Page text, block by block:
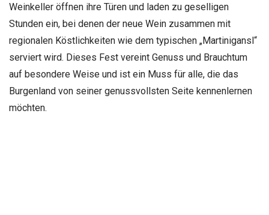
Weinkeller öffnen ihre Türen und laden zu geselligen
Stunden ein, bei denen der neue Wein zusammen mit
regionalen Köstlichkeiten wie dem typischen „Martinigansl“
serviert wird. Dieses Fest vereint Genuss und Brauchtum
auf besondere Weise und ist ein Muss für alle, die das
Burgenland von seiner genussvollsten Seite kennenlernen
möchten.